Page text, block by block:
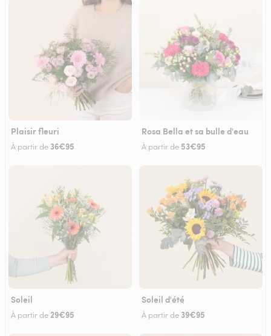
Plaisir fleuri
À partir de 36€95
Rosa Bella et sa bulle d'eau
À partir de 53€95
Soleil
À partir de29€95
Soleil d'été
À partir de 39€95